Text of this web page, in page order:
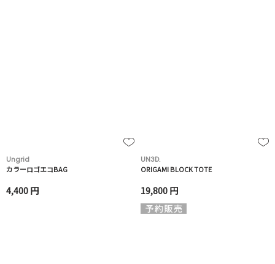
Ungrid
カラーロゴエコBAG
4,400 円
UN3D.
ORIGAMI BLOCK TOTE
19,800 円